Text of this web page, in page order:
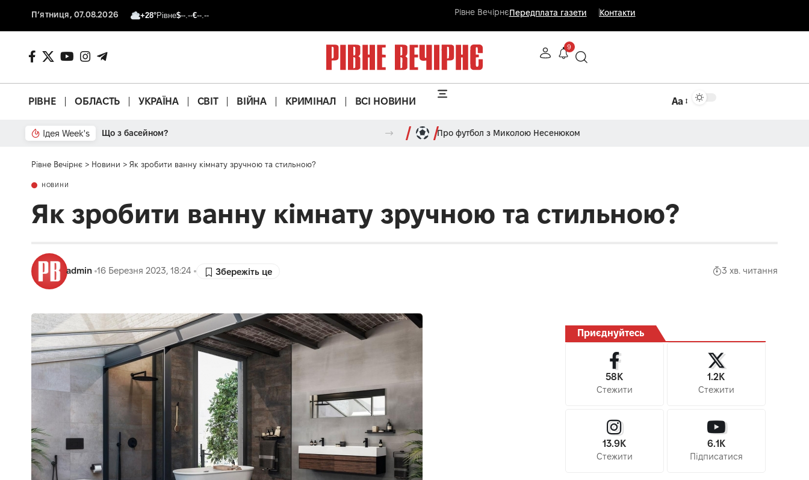
П’ятниця, 07.08.2026 +28°Рівне$--.--€--.-- Рівне ВечірнєПередплата газети Контакти
9
РІВНЕ ОБЛАСТЬ УКРАЇНА СВІТ ВІЙНА КРИМІНАЛ ВСІ НОВИНИ Аа
Ідея Week's Що з басейном? Про футбол з Миколою Несенюком
Рівне Вечірнє > Новини > Як зробити ванну кімнату зручною та стильною?
НОВИНИ
Як зробити ванну кімнату зручною та стильною?
admin 16 Березня 2023, 18:24 3 хв. читання
Приєднуйтесь
58K
Стежити
1.2K
Стежити
13.9K
Стежити
6.1K
Підписатися